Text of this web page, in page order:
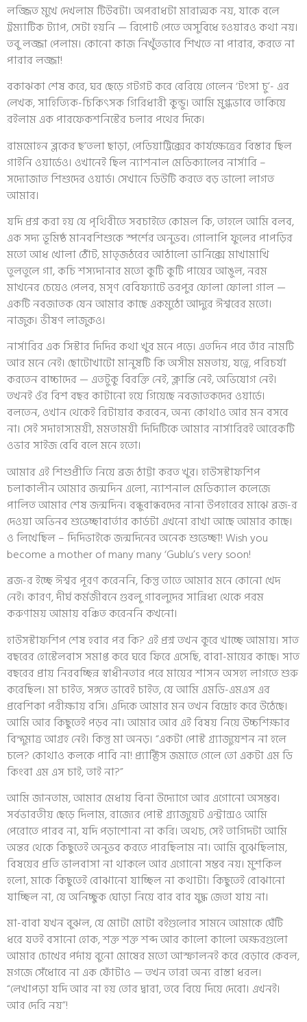
লজ্জিত মুখে দেখলাম টিউবটা। অপরাধটা মারাত্মক নয়, যাকে বলে
ট্রম্যাটিক ট্যাপ, সেটা হয়নি — রিপোর্ট পেতে অসুবিধে হওয়ারও কথা নয়।
তবু লজ্জা পেলাম। কোনো কাজ নিখুঁতভাবে শিখতে না পারার, করতে না
পারার লজ্জা!
বকাঝকা শেষ করে, ঘর ছেড়ে গটগট করে বেরিয়ে গেলেন ‘টংসা চু’- এর
লেখক, সাহিত্যিক-চিকিৎসক গিরিধারী কুন্ডু। আমি মুগ্ধভাবে তাকিয়ে
রইলাম এক পারফেকশনিস্টের চলার পথের দিকে।
রামমোহন ব্লকের ছ’তলা ছাড়া, পেডিয়াট্রিক্সের কার্যক্ষেত্রের বিস্তার ছিল
গাইনি ওয়ার্ডেও। ওখানেই ছিল ন্যাশনাল মেডিক্যালের নার্সারি –
সদ্যোজাত শিশুদের ওয়ার্ড। সেখানে ডিউটি করতে বড় ভালো লাগত
আমার।
যদি প্রশ্ন করা হয় যে পৃথিবীতে সবচাইতে কোমল কি, তাহলে আমি বলব,
এক সদ্য ভূমিষ্ঠ মানবশিশুকে স্পর্শের অনুভব। গোলাপি ফুলের পাপড়ির
মতো আধ খোলা ঠোঁট, মাতৃজঠরের আঠালো ভার্নিক্সে মাখামাখি
তুলতুলে গা, কচি শস্যদানার মতো কুটি কুটি পায়ের আঙুল, নরম
মাখনের চেয়েও পেলব, মসৃণ বেবিফ্যাটে ভরপুর ফোলা ফোলা গাল —
একটি নবজাতক যেন আমার কাছে একমুঠো আদুরে ঈশ্বরের মতো।
নাজুক। ভীষণ লাজুকও।
নার্সারির এক সিস্টার দিদির কথা খুব মনে পড়ে। এতদিন পরে তাঁর নামটি
আর মনে নেই। ছোটোখাটো মানুষটি কি অসীম মমতায়, যত্নে, পরিচর্যা
করতেন বাচ্চাদের — এতটুকু বিরক্তি নেই, ক্লান্তি নেই, অভিযোগ নেই।
তখনই ওঁর বিশ বছর কাটানো হয়ে গিয়েছে নবজাতকদের ওয়ার্ডে।
বলতেন, ওখান থেকেই রিটায়ার করবেন, অন্য কোথাও আর মন বসবে
না। সেই সদাহাস্যময়ী, মমতাময়ী দিদিটিকে আমার নার্সারিরই আরেকটি
ওভার সাইজ বেবি বলে মনে হতো।
আমার এই শিশুপ্রীতি নিয়ে ব্রজ ঠাট্টা করত খুব। হাউসস্টাফশিপ
চলাকালীন আমার জন্মদিন এলো, ন্যাশনাল মেডিক্যাল কলেজে
পালিত আমার শেষ জন্মদিন। বন্ধুবান্ধবদের নানা উপহারের মাঝে ব্রজ-র
দেওয়া অভিনব শুভেচ্ছাবার্তার কার্ডটা এখনো রাখা আছে আমার কাছে।
ও লিখেছিল – দিদিভাইকে জন্মদিনের অনেক শুভেচ্ছা! Wish you
become a mother of many many ‘Gublu’s very soon!
ব্রজ-র ইচ্ছে ঈশ্বর পূরণ করেননি, কিন্তু তাতে আমার মনে কোনো খেদ
নেই। কারণ, দীর্ঘ কর্মজীবনে গুবলু গাবলুদের সান্নিধ্য থেকে পরম
করুণাময় আমায় বঞ্চিত করেননি কখনো।
হাউসস্টাফশিপ শেষ হবার পর কি? এই প্রশ্ন তখন কুরে খাচ্ছে আমায়। সাত
বছরের হোস্টেলবাস সমাপ্ত করে ঘরে ফিরে এসেছি, বাবা-মায়ের কাছে। সাত
বছরের প্রায় নিরবচ্ছিন্ন স্বাধীনতার পরে মায়ের শাসন অসহ্য লাগতে শুরু
করেছিল। মা চাইত, সঙ্গত ভাবেই চাইত, যে আমি এমডি-এমএস এর
প্রবেশিকা পরীক্ষায় বসি। এদিকে আমার মন তখন বিদ্রোহ করে উঠেছে।
আমি আর কিছুতেই পড়ব না। আমার আর এই বিষয় নিয়ে উচ্চশিক্ষার
বিন্দুমাত্র আগ্রহ নেই। কিন্তু মা অনড়। “একটা পোস্ট গ্র্যাজুয়েশন না হলে
চলে? কোথাও কলকে পাবি না! প্র্যাক্টিস জমাতে গেলে তো একটা এম ডি
কিংবা এম এস চাই, তাই না?”
আমি জানতাম, আমার মেধায় বিনা উদ্যোগে আর এগোনো অসম্ভব।
সর্বভারতীয় ছেড়ে দিলাম, রাজ্যের পোস্ট গ্র্যাজুয়েট এন্ট্রান্সও আমি
পেরোতে পারব না, যদি পড়াশোনা না করি। অথচ, সেই তাগিদটা আমি
অন্তর থেকে কিছুতেই অনুভব করতে পারছিলাম না। আমি বুঝেছিলাম,
বিষয়ের প্রতি ভালবাসা না থাকলে আর এগোনো সম্ভব নয়। মুশকিল
হলো, মাকে কিছুতেই বোঝানো যাচ্ছিল না কথাটা। কিছুতেই বোঝানো
যাচ্ছিল না, যে অনিচ্ছুক ঘোড়া নিয়ে বার বার যুদ্ধ জেতা যায় না।
মা-বাবা যখন বুঝল, যে মোটা মোটা বইগুলোর সামনে আমাকে ঘেঁটি
ধরে যতই বসানো হোক, শক্ত শক্ত শব্দ আর কালো কালো অক্ষরগুলো
আমার চোখের পর্দায় বুনো মোষের মতো আস্ফালনই করে বেড়াবে কেবল,
মগজে সেঁধোবে না এক ফোঁটাও — তখন তারা অন্য রাস্তা ধরল।
“লেখাপড়া যদি আর না হয় তোর দ্বারা, তবে বিয়ে দিয়ে দেবো। এখনই।
আর দেরি নয়”!